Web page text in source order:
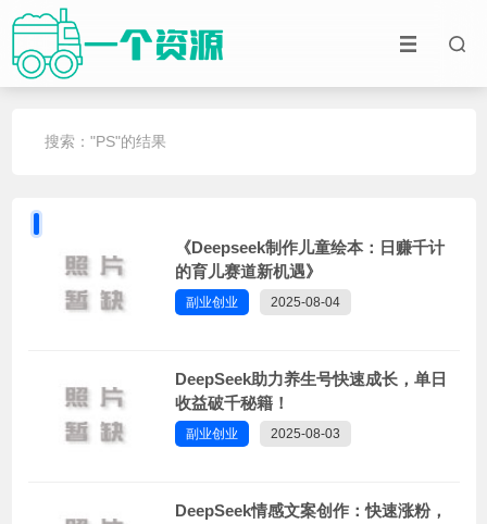
搜索："PS"的结果
《Deepseek制作儿童绘本：日赚千计
的育儿赛道新机遇》
副业创业 2025-08-04
DeepSeek助力养生号快速成长，单日
收益破千秘籍！
副业创业 2025-08-03
DeepSeek情感文案创作：快速涨粉，